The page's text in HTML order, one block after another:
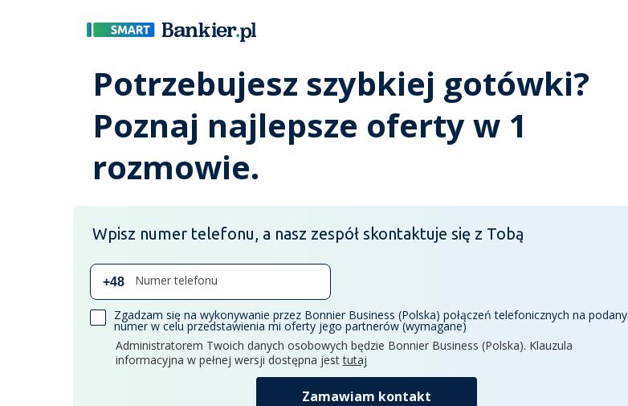
Potrzebujesz szybkiej gotówki?
Poznaj najlepsze oferty w 1
rozmowie.
Wpisz numer telefonu, a nasz zespół skontaktuje się z Tobą
Numer telefonu
Zgadzam się na wykonywanie przez Bonnier Business (Polska) połączeń telefonicznych na podany
numer w celu przedstawienia mi oferty jego partnerów (wymagane)
Administratorem Twoich danych osobowych będzie Bonnier Business (Polska). Klauzula
informacyjna w pełnej wersji dostępna jesttutaj
Zamawiam kontakt